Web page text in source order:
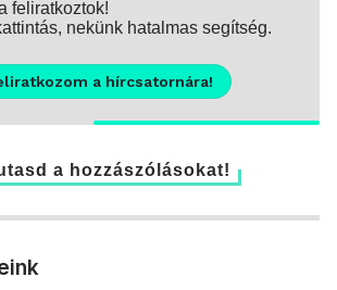
feliratkoztok!
nekünk hatalmas segítség.
a hírcsatornára!
a hozzászólásokat!